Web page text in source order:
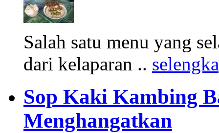
Salah satu menu yang
dari kelaparan ..
Sop Kaki Kambing
Menghangatkan